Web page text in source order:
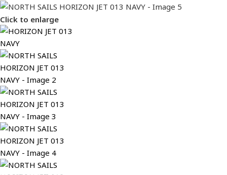
Click to enlarge